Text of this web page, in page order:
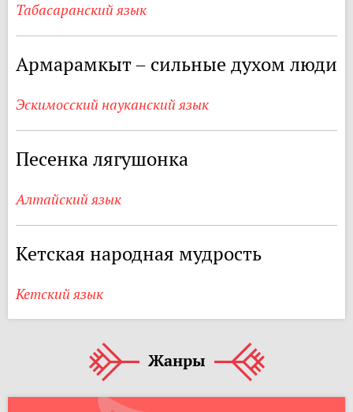
Табасаранский язык
Армарамкыт – сильные духом люди
Эскимосский науканский язык
Песенка лягушонка
Алтайский язык
Кетская народная мудрость
Кетский язык
Жанры